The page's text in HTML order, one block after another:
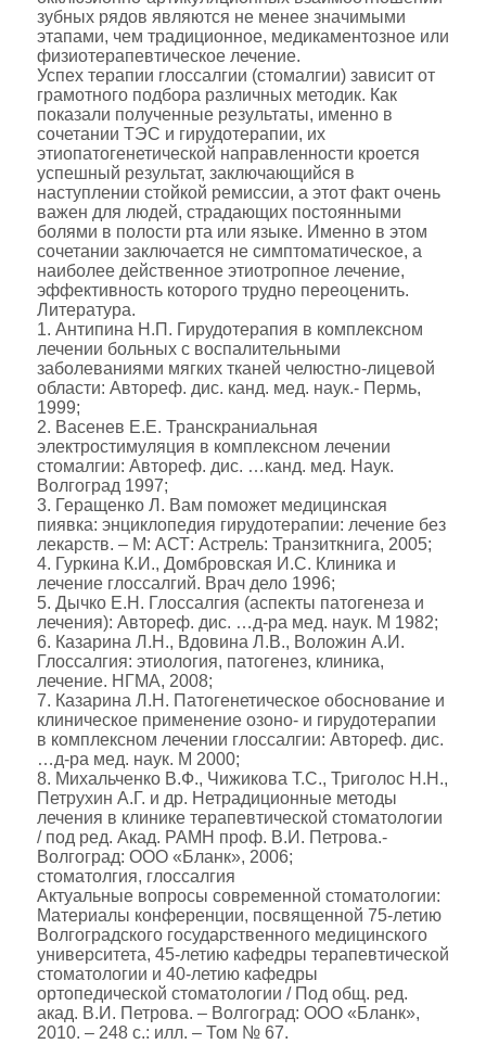
зубных рядов являются не менее значимыми
этапами, чем традиционное, медикаментозное или
физиотерапевтическое лечение.
Успех терапии глоссалгии (стомалгии) зависит от
грамотного подбора различных методик. Как
показали полученные результаты, именно в
сочетании ТЭС и гирудотерапии, их
этиопатогенетической направленности кроется
успешный результат, заключающийся в
наступлении стойкой ремиссии, а этот факт очень
важен для людей, страдающих постоянными
болями в полости рта или языке. Именно в этом
сочетании заключается не симптоматическое, а
наиболее действенное этиотропное лечение,
эффективность которого трудно переоценить.
Литература.
1. Антипина Н.П. Гирудотерапия в комплексном
лечении больных с воспалительными
заболеваниями мягких тканей челюстно-лицевой
области: Автореф. дис. канд. мед. наук.- Пермь,
1999;
2. Васенев Е.Е. Транскраниальная
электростимуляция в комплексном лечении
стомалгии: Автореф. дис. …канд. мед. Наук.
Волгоград 1997;
3. Геращенко Л. Вам поможет медицинская
пиявка: энциклопедия гирудотерапии: лечение без
лекарств. – М: АСТ: Астрель: Транзиткнига, 2005;
4. Гуркина К.И., Домбровская И.С. Клиника и
лечение глоссалгий. Врач дело 1996;
5. Дычко Е.Н. Глоссалгия (аспекты патогенеза и
лечения): Автореф. дис. …д-ра мед. наук. М 1982;
6. Казарина Л.Н., Вдовина Л.В., Воложин А.И.
Глоссалгия: этиология, патогенез, клиника,
лечение. НГМА, 2008;
7. Казарина Л.Н. Патогенетическое обоснование и
клиническое применение озоно- и гирудотерапии
в комплексном лечении глоссалгии: Автореф. дис.
…д-ра мед. наук. М 2000;
8. Михальченко В.Ф., Чижикова Т.С., Триголос Н.Н.,
Петрухин А.Г. и др. Нетрадиционные методы
лечения в клинике терапевтической стоматологии
/ под ред. Акад. РАМН проф. В.И. Петрова.-
Волгоград: ООО «Бланк», 2006;
стоматолгия, глоссалгия
Актуальные вопросы современной стоматологии:
Материалы конференции, посвященной 75-летию
Волгоградского государственного медицинского
университета, 45-летию кафедры терапевтической
стоматологии и 40-летию кафедры
ортопедической стоматологии / Под общ. ред.
акад. В.И. Петрова. – Волгоград: ООО «Бланк»,
2010. – 248 с.: илл. – Том № 67.